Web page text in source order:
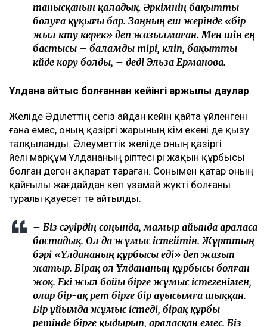
танысқанын қаладық. Әркімнің бақытты
болуға құқығы бар. Заңның еш жерінде «бір
жыл күту керек» деп жазылмаған. Мен үшін ең
бастысы – баламды тірі, күліп, бақытты
күйде көру болды, – деді Эльза Ерманова.
Ұлдана қайтыс болғаннан кейінгі қаржылық даулар
Желіде Әділеттің сегіз айдан кейін қайта үйленгені
ғана емес, оның қазіргі жарының кім екені де қызу
талқыланды. Әлеуметтік желіде оның қазіргі
әйелі марқұм Ұлдананың әріптесі әрі жақын құрбысы
болған деген ақпарат тараған. Сонымен қатар оның
қайғылы жағдайдан көп ұзамай жүкті болғаны
туралы қауесет те айтылды.
– Біз сәуірдің соңында, мамыр айында араласа
бастадық. Ол да жұмыс істейтін. Жұрттың
бәрі «Ұлдананың құрбысы еді» деп жазып
жатыр. Бірақ ол Ұлдананың құрбысы болған
жоқ. Екі жыл бойы бірге жұмыс істегенімен,
олар бір-ақ рет бірге бір ауысымға шыққан.
Бір ұйымда жұмыс істеді, бірақ құрбы
ретінде бірге қыдырып, араласқан емес. Біз